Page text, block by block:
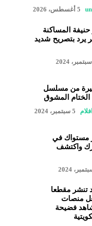
5 أغسطس، 2026
حنيفة المساكنة
يرد بتصريح شديد
من مسلسل
المشوق
5 سبتمبر، 2024
مستواك في
واكتشف
تنشر مقطعا
منصات
فضيحة